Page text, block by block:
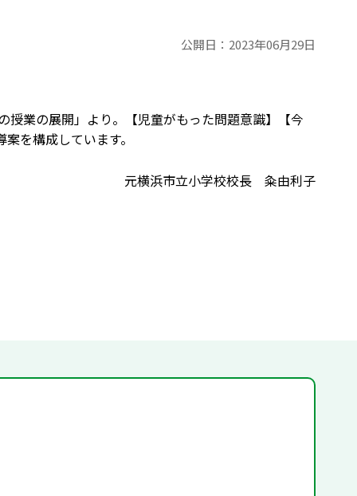
公開日： 2023年06月29日
授業の展開」より。【児童がもった問題意識】【今
を構成しています。
元横浜市立小学校校長 粂由利子